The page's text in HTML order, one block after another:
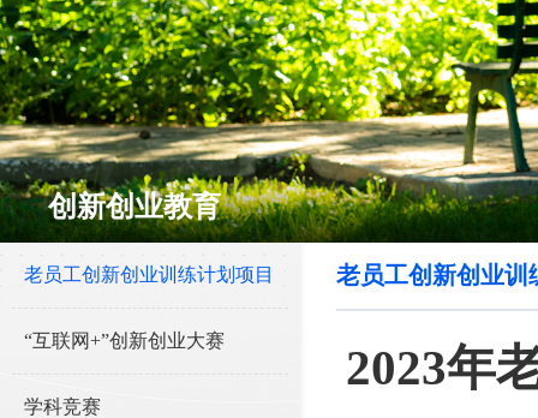
创新创业教育
老员工创新创业训练计划项目
“互联网+”创新创业大赛
学科竞赛
老员工创新创业训
2023年